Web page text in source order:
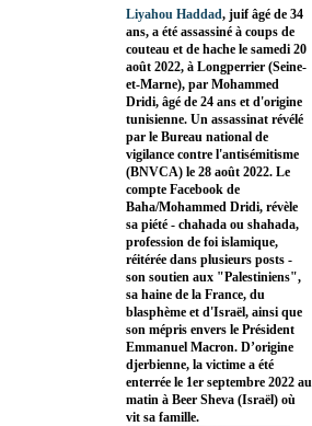
Liyahou Haddad, juif âgé de 34
ans, a été assassiné à coups de
couteau et de hache le samedi 20
août 2022, à Longperrier (Seine-
et-Marne), par Mohammed
Dridi, âgé de 24 ans et d'origine
tunisienne. Un assassinat révélé
par le Bureau national de
vigilance contre l'antisémitisme
(BNVCA) le 28 août 2022. Le
compte Facebook de
Baha/Mohammed Dridi, révèle
sa piété - chahada ou shahada,
profession de foi islamique,
réitérée dans plusieurs posts -
son soutien aux "Palestiniens",
sa haine de la France, du
blasphème et d'Israël, ainsi que
son mépris envers le Président
Emmanuel Macron. D’origine
djerbienne, la victime a été
enterrée le 1er septembre 2022 au
matin à Beer Sheva (Israël) où
vit sa famille.